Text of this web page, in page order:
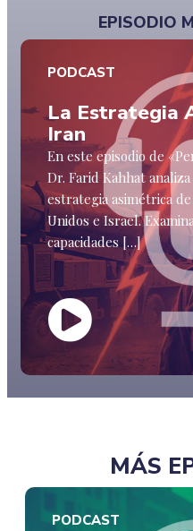
EPISODIO
PODCAST
La Estrategia
Iran
En este episodio de
Dr. Farid Kahhat
estrategia asimétrica
Unidos e Israel.
capacidades […]
MÁS
PODCAST